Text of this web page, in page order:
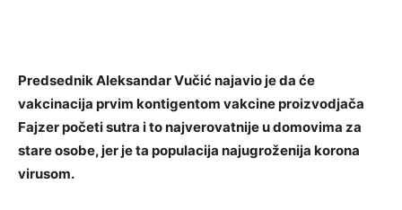
Predsednik Aleksandar Vučić najavio je da će
vakcinacija prvim kontigentom vakcine proizvodjača
Fajzer početi sutra i to najverovatnije u domovima za
stare osobe, jer je ta populacija najugroženija korona
virusom.